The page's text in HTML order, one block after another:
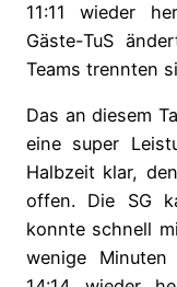
11:11 wieder
Gäste-TuS
Teams trennten
Das an diesem
eine super
Halbzeit klar,
offen. Die SG
konnte schnell
wenige